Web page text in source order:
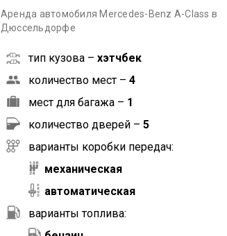
Аренда автомобиля Mercedes-Benz A-Class в
Дюссельдорфе
тип кузова – хэтчбек
количество мест – 4
мест для багажа – 1
количество дверей – 5
варианты коробки передач:
механическая
автоматическая
варианты топлива: